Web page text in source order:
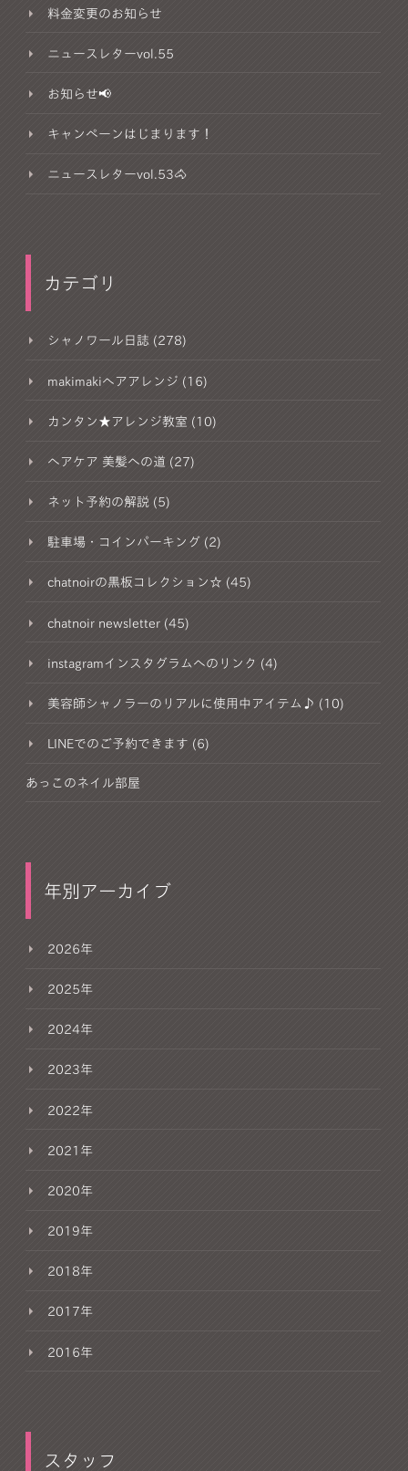
料金変更のお知らせ
ニュースレターvol.55
お知らせ📢
キャンペーンはじまります！
ニュースレターvol.53🐴
カテゴリ
シャノワール日誌 (278)
makimakiヘアアレンジ (16)
カンタン★アレンジ教室 (10)
ヘアケア 美髪への道 (27)
ネット予約の解説 (5)
駐車場・コインパーキング (2)
chatnoirの黒板コレクション☆ (45)
chatnoir newsletter (45)
instagramインスタグラムへのリンク (4)
美容師シャノラーのリアルに使用中アイテム♪ (10)
LINEでのご予約できます (6)
あっこのネイル部屋
年別アーカイブ
2026年
2025年
2024年
2023年
2022年
2021年
2020年
2019年
2018年
2017年
2016年
スタッフ